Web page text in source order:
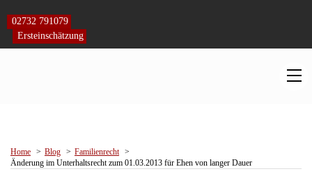
content
02732 791079
Ersteinschätzung
Home Blog
Familienrecht
Änderung im Unterhaltsrecht zum 01.03.2013 für Ehen von langer Dauer